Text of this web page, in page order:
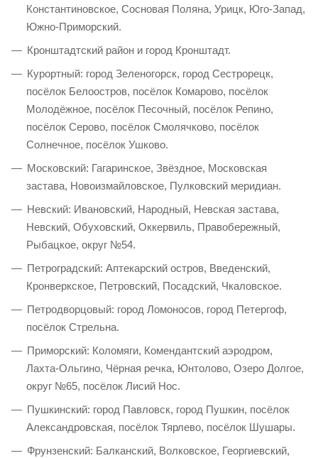
Константиновское, Сосновая Поляна, Урицк, Юго-Запад,
Южно-Приморский.
Кронштадтский район и город Кронштадт.
Курортный: город Зеленогорск, город Сестрорецк,
посёлок Белоостров, посёлок Комарово, посёлок
Молодёжное, посёлок Песочный, посёлок Репино,
посёлок Серово, посёлок Смолячково, посёлок
Солнечное, посёлок Ушково.
Московский: Гагаринское, Звёздное, Московская
застава, Новоизмайловское, Пулковский меридиан.
Невский: Ивановский, Народный, Невская застава,
Невский, Обуховский, Оккервиль, Правобережный,
Рыбацкое, округ №54.
Петроградский: Аптекарский остров, Введенский,
Кронверкское, Петровский, Посадский, Чкаловское.
Петродворцовый: город Ломоносов, город Петергоф,
посёлок Стрельна.
Приморский: Коломяги, Комендантский аэродром,
Лахта-Ольгино, Чёрная речка, Юнтолово, Озеро Долгое,
округ №65, посёлок Лисий Нос.
Пушкинский: город Павловск, город Пушкин, посёлок
Александровская, посёлок Тярлево, посёлок Шушары.
Фрунзенский: Балканский, Волковское, Георгиевский,